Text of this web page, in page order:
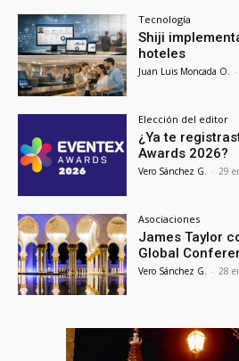
Tecnología
Shiji
hoteles
Juan Luis Moncada O. -
Elección del editor
¿Ya te
Awards 2026?
Vero Sánchez G. - 29
Asociaciones
James Taylor
Global
Vero Sánchez G. - 28